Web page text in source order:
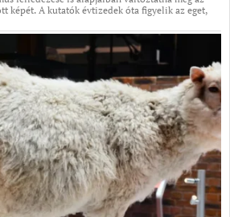
képét. A kutatók évtizedek óta figyelik az eget,